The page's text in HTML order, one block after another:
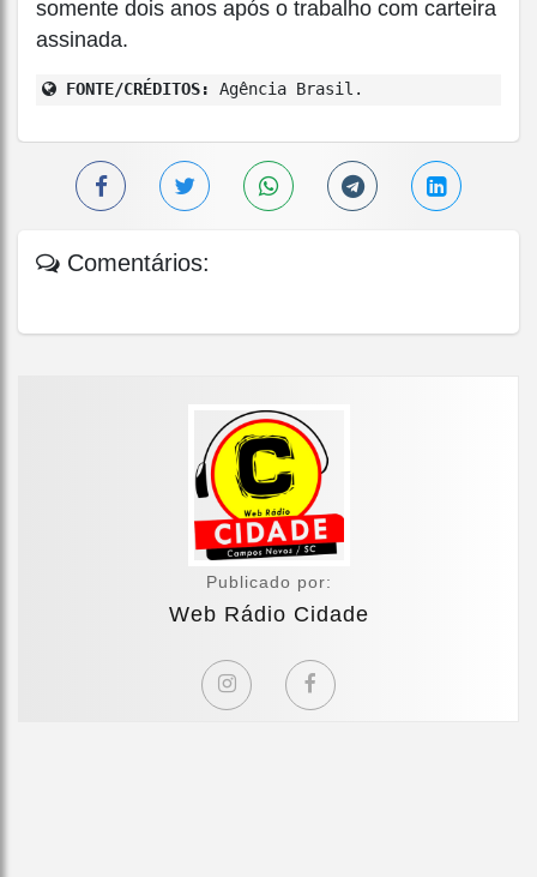
somente dois anos após o trabalho com carteira
assinada.
FONTE/CRÉDITOS: Agência Brasil.
Comentários:
Publicado por:
Web Rádio Cidade